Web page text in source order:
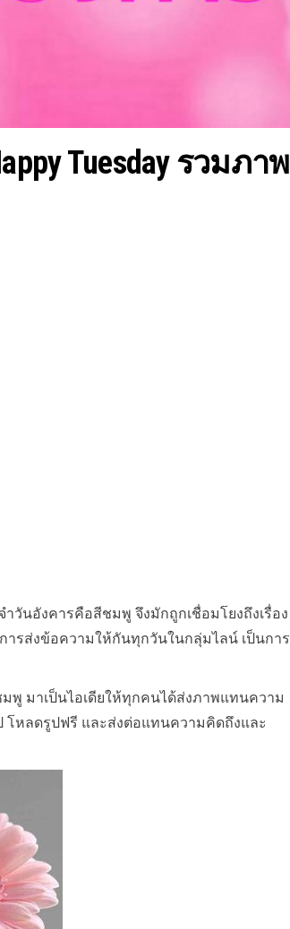
Tuesday รวมภาพ
นอังคารคือสีชมพู จึงมักถูกเชื่อมโยงถึงเรื่อง
รส่งข้อความให้กันทุกวันในกลุ่มไลน์ เป็นการ
พู มาเป็นไอเดียให้ทุกคนได้ส่งภาพแทนความ
หลดรูปฟรี และส่งต่อแทนความคิดถึงและ